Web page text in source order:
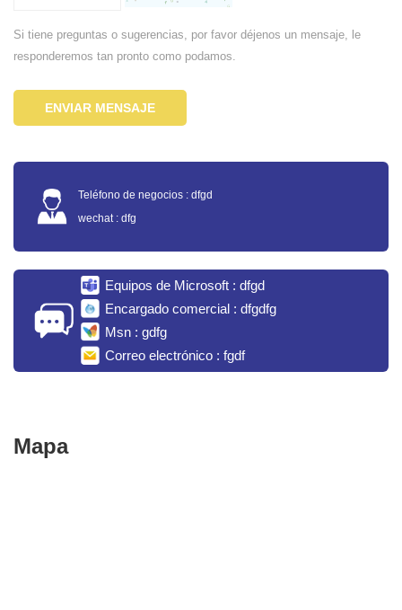
Si tiene preguntas o sugerencias, por favor déjenos un mensaje, le
responderemos tan pronto como podamos.
ENVIAR MENSAJE
Teléfono de negocios : dfgd
wechat : dfg
Equipos de Microsoft : dfgd
Encargado comercial : dfgdfg
Msn : gdfg
Correo electrónico : fgdf
Mapa